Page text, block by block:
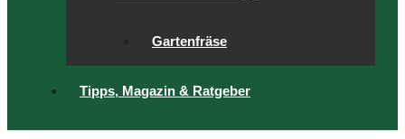
Gartenfräse
Tipps, Magazin & Ratgeber